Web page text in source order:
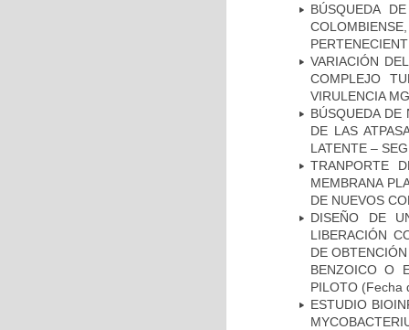
BÚSQUEDA
VARIACIÓN
COMPLEJO
VIRULENCIA
BÚSQUEDA DE
DE LAS
LATENTE –
TRANPORTE
MEMBRANA
DE NUEVOS
DISEÑO DE
LIBERACIÓN
DE
BENZOICO O
PILOTO (Fecha
ESTUDIO